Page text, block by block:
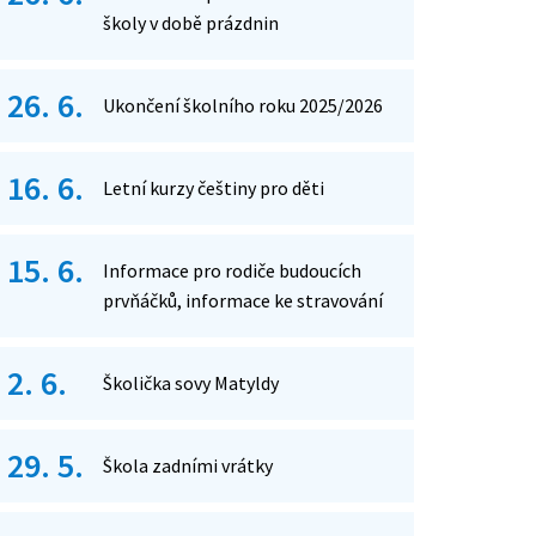
školy v době prázdnin
26. 6. Ukončení školního roku 2025/2026
16. 6. Letní kurzy češtiny pro děti
15. 6.
Informace pro rodiče budoucích
prvňáčků, informace ke stravování
2. 6. Školička sovy Matyldy
29. 5. Škola zadními vrátky